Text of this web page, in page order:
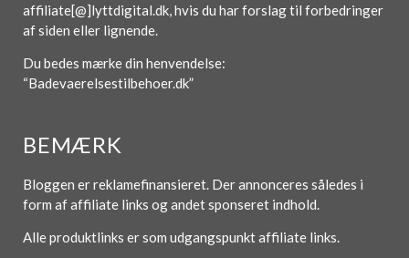
affiliate[@]lyttdigital.dk, hvis du har forslag til forbedringer
af siden eller lignende.
Du bedes mærke din henvendelse:
“Badevaerelsestilbehoer.dk”
BEMÆRK
Bloggen er reklamefinansieret. Der annonceres således i
form af affiliate links og andet sponseret indhold.
Alle produktlinks er som udgangspunkt affiliate links.